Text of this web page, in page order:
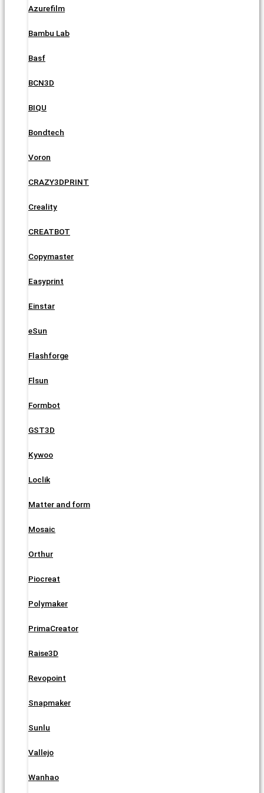
Azurefilm
Bambu Lab
Basf
BCN3D
BIQU
Bondtech
Voron
CRAZY3DPRINT
Creality
CREATBOT
Copymaster
Easyprint
Einstar
eSun
Flashforge
Flsun
Formbot
GST3D
Kywoo
Loclik
Matter and form
Mosaic
Orthur
Piocreat
Polymaker
PrimaCreator
Raise3D
Revopoint
Snapmaker
Sunlu
Vallejo
Wanhao